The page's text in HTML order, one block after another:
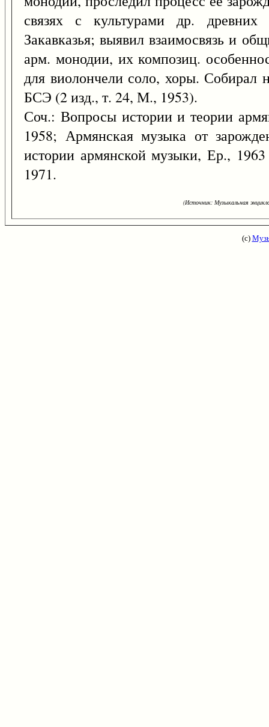
связях с культурами др.
Закавказья; выявил взаимосвязь и
арм. монодии, их композиц.
для виолончели соло, хоры. Собирал
БСЭ (2 изд., т. 24, М., 1953).
Соч.: Вопросы истории и теории
1958; Армянская музыка от
истории армянской музыки, Ер.,
1971.
(Источник: Музыкальная
(с)